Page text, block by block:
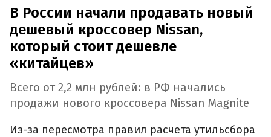
В России начали продавать новый
дешевый кроссовер Nissan,
который стоит дешевле
«китайцев»
Всего от 2,2 млн рублей: в РФ начались
продажи нового кроссовера Nissan Magnite
Из-за пересмотра правил расчета утильсбора